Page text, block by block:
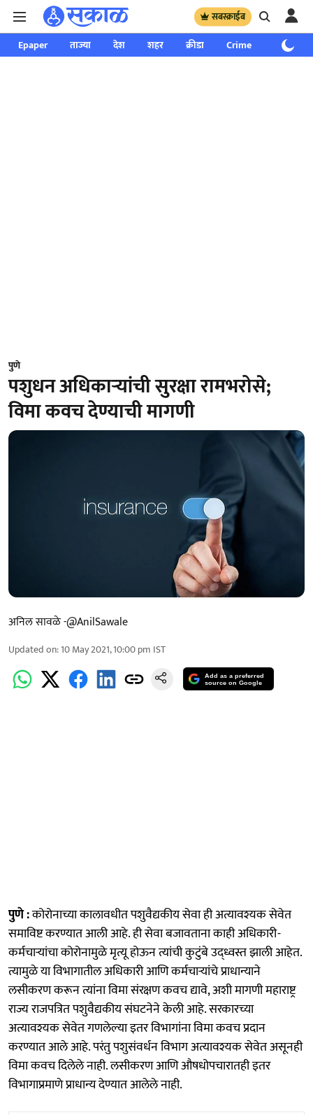
सबस्क्राईब
Epaper ताज्या देश शहर क्रीडा Crime साप्ताहिक
पुणे
पशुधन अधिकाऱ्यांची सुरक्षा रामभरोसे;
विमा कवच देण्याची मागणी
अनिल सावळे -@AnilSawale
Updated on:10 May 2021, 10:00 pm IST
Add as a preferred
source on Google
पुणे :कोरोनाच्या कालावधीत पशुवैद्यकीय सेवा ही अत्यावश्यक सेवेत
समाविष्ट करण्यात आली आहे. ही सेवा बजावताना काही अधिकारी-
कर्मचाऱ्यांचा कोरोनामुळे मृत्यू होऊन त्यांची कुटुंबे उद्ध्वस्त झाली आहेत.
त्यामुळे या विभागातील अधिकारी आणि कर्मचाऱ्यांचे प्राधान्याने
लसीकरण करून त्यांना विमा संरक्षण कवच द्यावे, अशी मागणी महाराष्ट्र
राज्य राजपत्रित पशुवैद्यकीय संघटनेने केली आहे. सरकारच्या
अत्यावश्यक सेवेत गणलेल्या इतर विभागांना विमा कवच प्रदान
करण्यात आले आहे. परंतु पशुसंवर्धन विभाग अत्यावश्यक सेवेत असूनही
विमा कवच दिलेले नाही. लसीकरण आणि औषधोपचारातही इतर
विभागाप्रमाणे प्राधान्य देण्यात आलेले नाही.